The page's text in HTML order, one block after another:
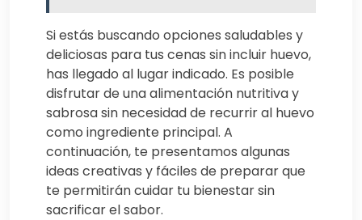
Si estás buscando opciones saludables y
deliciosas para tus cenas sin incluir huevo,
has llegado al lugar indicado. Es posible
disfrutar de una alimentación nutritiva y
sabrosa sin necesidad de recurrir al huevo
como ingrediente principal. A
continuación, te presentamos algunas
ideas creativas y fáciles de preparar que
te permitirán cuidar tu bienestar sin
sacrificar el sabor.